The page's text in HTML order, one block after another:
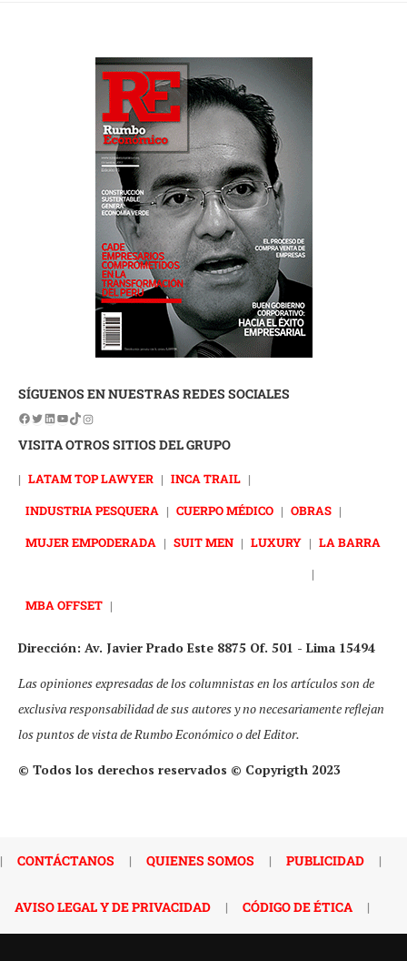
SÍGUENOS EN NUESTRAS REDES SOCIALES
VISITA OTROS SITIOS DEL GRUPO
| LATAM TOP LAWYER | INCA TRAIL |
INDUSTRIA PESQUERA | CUERPO MÉDICO | OBRAS |
MUJER EMPODERADA | SUIT MEN | LUXURY | LA BARRA
|
MBA OFFSET |
Dirección: Av. Javier Prado Este 8875 Of. 501 - Lima 15494
Las opiniones expresadas de los columnistas en los artículos son de
exclusiva responsabilidad de sus autores y no necesariamente reflejan
los puntos de vista de Rumbo Económico o del Editor.
© Todos los derechos reservados © Copyrigth 2023
| CONTÁCTANOS | QUIENES SOMOS | PUBLICIDAD |
AVISO LEGAL Y DE PRIVACIDAD | CÓDIGO DE ÉTICA |